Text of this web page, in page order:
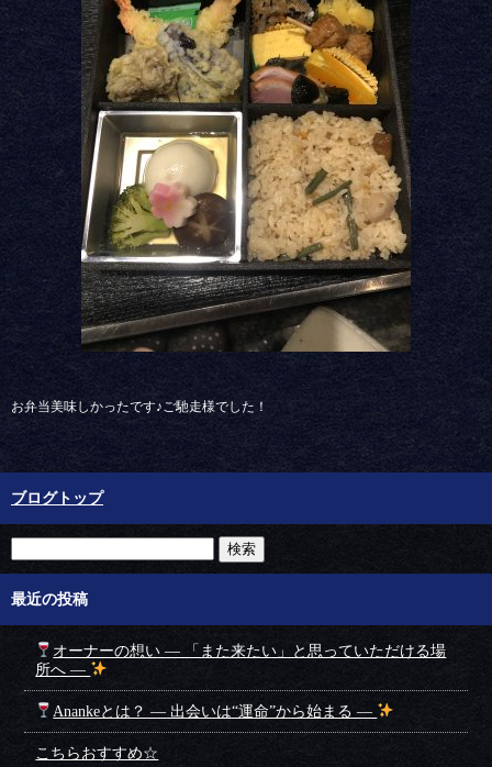
お弁当美味しかったです♪ご馳走様でした！
ブログトップ
最近の投稿
オーナーの想い ― 「また来たい」と思っていただける場
所へ ―
Anankeとは？ ― 出会いは“運命”から始まる ―
こちらおすすめ☆